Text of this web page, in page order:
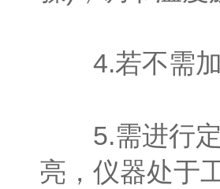
4.若不需加
5.需进行定
亮，仪器处于